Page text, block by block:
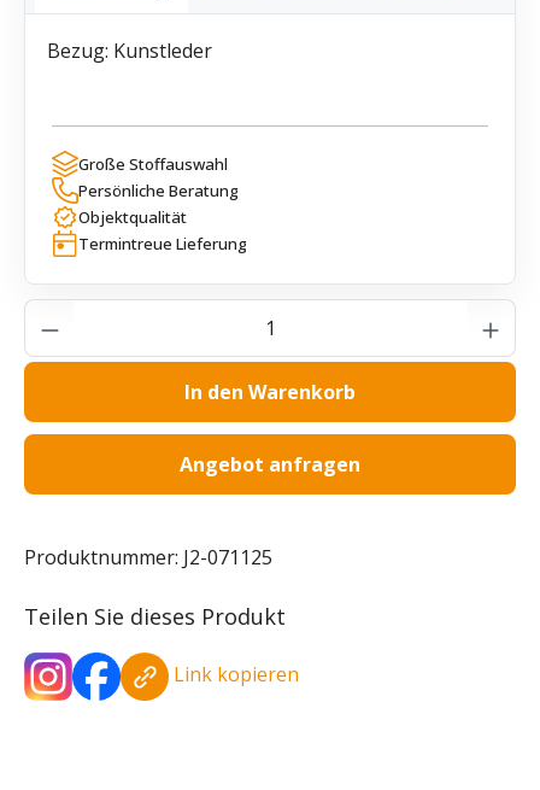
Bezug: Kunstleder
Große Stoffauswahl
Persönliche Beratung
Objektqualität
Termintreue Lieferung
Produkt Anzahl: Gib den gewünschten
In den Warenkorb
Angebot anfragen
Produktnummer: J2-071125
Teilen Sie dieses Produkt
Link kopieren